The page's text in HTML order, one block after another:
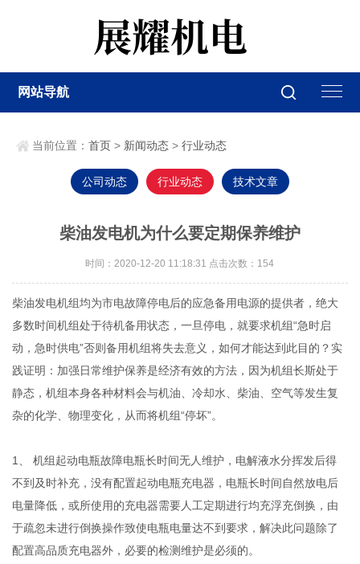
网站导航
当前位置：首页 > 新闻动态 >行业动态
公司动态 行业动态 技术文章
柴油发电机为什么要定期保养维护
时间：2020-12-20 11:18:31 点击次数： 154
柴油发电机组均为市电故障停电后的应急备用电源的提供者，绝大
多数时间机组处于待机备用状态，一旦停电，就要求机组“急时启
动，急时供电”否则备用机组将失去意义，如何才能达到此目的？实
践证明：加强日常维护保养是经济有效的方法，因为机组长斯处于
静态，机组本身各种材料会与机油、冷却水、柴油、空气等发生复
杂的化学、物理变化，从而将机组“停坏”。
1、 机组起动电瓶故障电瓶长时间无人维护，电解液水分挥发后得
不到及时补充，没有配置起动电瓶充电器，电瓶长时间自然放电后
电量降低，或所使用的充电器需要人工定期进行均充浮充倒换，由
于疏忽未进行倒换操作致使电瓶电量达不到要求，解决此问题除了
配置高品质充电器外，必要的检测维护是必须的。